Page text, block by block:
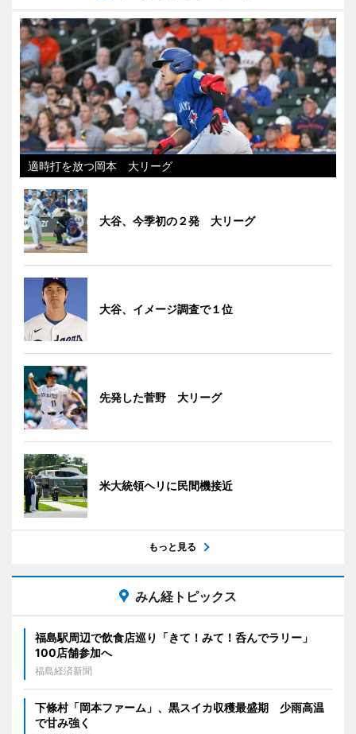
適時打を放つ岡本 大リーグ
大谷、今季初の２発 大リーグ
大谷、イメージ調査で１位
先発した菅野 大リーグ
米大統領ヘリに民間機接近
もっと見る
みん経トピックス
福島駅周辺で飲食店巡り「きて！みて！呑んでラリー」
100店舗参加へ
福島経済新聞
下條村「岡本ファーム」、黒スイカ収穫最盛期 少雨高温
で甘み強く